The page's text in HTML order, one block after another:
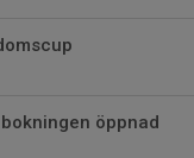
öppnad